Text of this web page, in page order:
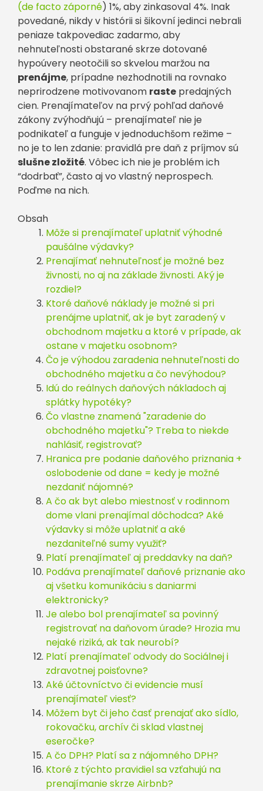
(de facto záporné) 1%, aby zinkasoval 4%. Inak
povedané, nikdy v histórii si šikovní jedinci nebrali
peniaze takpovediac zadarmo, aby
nehnuteľnosti obstarané skrze dotované
hypoúvery neotočili so skvelou maržou na
prenájme, prípadne nezhodnotili na rovnako
neprirodzene motivovanom raste predajných
cien. Prenajímateľov na prvý pohľad daňové
zákony zvýhodňujú – prenajímateľ nie je
podnikateľ a funguje v jednoduchšom režime –
no je to len zdanie: pravidlá pre daň z príjmov sú
slušne zložité. Vôbec ich nie je problém ich
“dodrbať”, často aj vo vlastný neprospech.
Poďme na nich.
Obsah
Môže si prenajímateľ uplatniť výhodné
paušálne výdavky?
Prenajímať nehnuteľnosť je možné bez
živnosti, no aj na základe živnosti. Aký je
rozdiel?
Ktoré daňové náklady je možné si pri
prenájme uplatniť, ak je byt zaradený v
obchodnom majetku a ktoré v prípade, ak
ostane v majetku osobnom?
Čo je výhodou zaradenia nehnuteľnosti do
obchodného majetku a čo nevýhodou?
Idú do reálnych daňových nákladoch aj
splátky hypotéky?
Čo vlastne znamená "zaradenie do
obchodného majetku"? Treba to niekde
nahlásiť, registrovať?
Hranica pre podanie daňového priznania +
oslobodenie od dane = kedy je možné
nezdaniť nájomné?
A čo ak byt alebo miestnosť v rodinnom
dome vlani prenajímal dôchodca? Aké
výdavky si môže uplatniť a aké
nezdaniteľné sumy využiť?
Platí prenajímateľ aj preddavky na daň?
Podáva prenajímateľ daňové priznanie ako
aj všetku komunikáciu s daniarmi
elektronicky?
Je alebo bol prenajímateľ sa povinný
registrovať na daňovom úrade? Hrozia mu
nejaké riziká, ak tak neurobí?
Platí prenajímateľ odvody do Sociálnej i
zdravotnej poisťovne?
Aké účtovníctvo či evidencie musí
prenajímateľ viesť?
Môžem byt či jeho časť prenajať ako sídlo,
rokovačku, archív či sklad vlastnej
eseročke?
A čo DPH? Platí sa z nájomného DPH?
Ktoré z týchto pravidiel sa vzťahujú na
prenajímanie skrze Airbnb?